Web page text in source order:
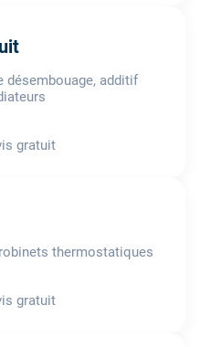
désembouage, additif
gratuit
thermostatiques
gratuit